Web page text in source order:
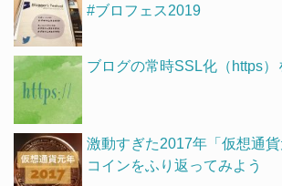
#ブロフェス2019
ブログの常時SSL化（https）
激動すぎた2017年「仮想通
コインをふり返ってみよう